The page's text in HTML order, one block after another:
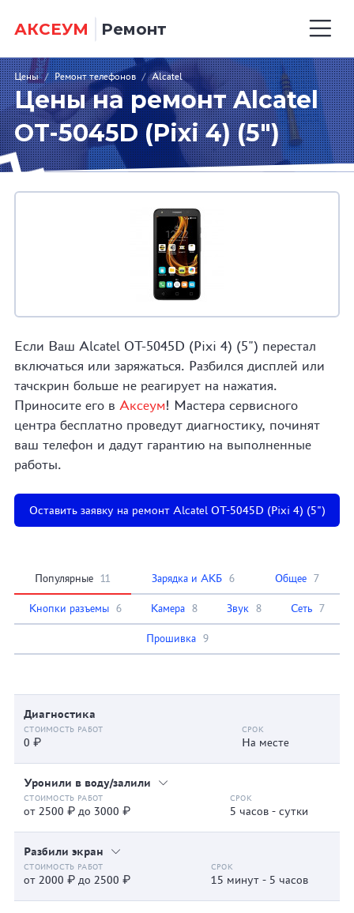
АКСЕУМ Ремонт
Цены / Ремонт телефонов / Alcatel
Цены на ремонт Alcatel
OT-5045D (Pixi 4) (5")
Если Ваш Alcatel OT-5045D (Pixi 4) (5") перестал
включаться или заряжаться. Разбился дисплей или
тачскрин больше не реагирует на нажатия.
Приносите его в Аксеум! Мастера сервисного
центра бесплатно проведут диагностику, починят
ваш телефон и дадут гарантию на выполненные
работы.
Оставить заявку на ремонт Alcatel OT-5045D (Pixi 4) (5")
Популярные 11 Зарядка и АКБ 6 Общее 7
Кнопки разъемы 6 Камера 8 Звук 8 Сеть 7
Прошивка 9
Диагностика
0 ₽ На месте
Уронили в воду/залили
от 2500 ₽ до 3000 ₽ 5 часов - сутки
Разбили экран
от 2000 ₽ до 2500 ₽ 15 минут - 5 часов